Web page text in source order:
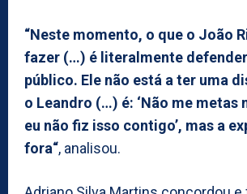
“Neste momento, o que o João
fazer (…) é literalmente
público. Ele não está a ter uma
o Leandro (…) é: ‘Não me metas
eu não fiz isso contigo’, mas a
fora“, analisou.